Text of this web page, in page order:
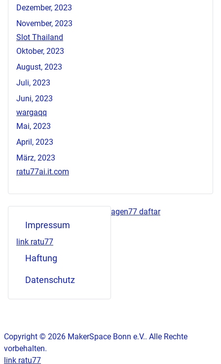
Dezember, 2023
November, 2023
Slot Thailand
Oktober, 2023
August, 2023
Juli, 2023
Juni, 2023
wargaqq
Mai, 2023
April, 2023
März, 2023
ratu77ai.it.com
Impressum
link ratu77
Haftung
Datenschutz
agen77 daftar
Copyright © 2026 MakerSpace Bonn e.V.. Alle Rechte
vorbehalten.
link ratu77